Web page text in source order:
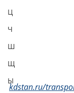
Ц
Ч
Ш
Щ
Ы
kdstan.ru/